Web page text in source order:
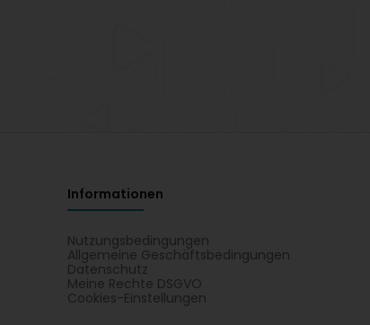
Informationen
Nutzungsbedingungen
Allgemeine Geschäftsbedingungen
Datenschutz
Meine Rechte DSGVO
Cookies-Einstellungen